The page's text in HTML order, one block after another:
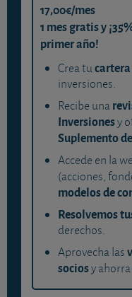
17,00€/mes
1 mes gratis y
primer año!
Crea tu
inversiones.
Recibe una
Inversionesy
Suplemento
Accede en la
(acciones,
modelos de
Resolvemos
derechos.
Aprovecha las
sociosy